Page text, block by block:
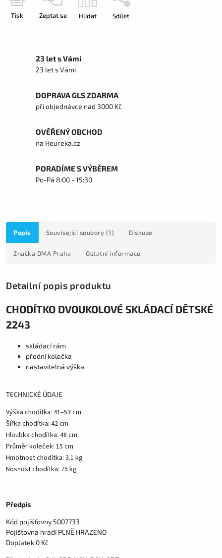
Tisk Zeptat se Hlídat Sdílet
23 let s Vámi
23 let s Vámi
DOPRAVA GLS ZDARMA
při objednávce nad 3000 Kč
OVĚŘENÝ OBCHOD
na Heureka.cz
PORADÍME S VÝBĚREM
Po-Pá 8:00 - 15:30
Popis Související soubory (1) Diskuze
Značka DMA Praha Ostatní informace
Detailní popis produktu
CHODÍTKO DVOUKOLOVÉ SKLÁDACÍ DĚTSKÉ
2243
skládací rám
přední kolečka
nastavitelná výška
TECHNICKÉ ÚDAJE
Výška chodítka: 41–53 cm
Šířka chodítka: 42 cm
Hloubka chodítka: 48 cm
Průměr koleček: 15 cm
Hmotnost chodítka: 3.1 kg
Nosnost chodítka: 75 kg
Předpis
Kód pojišťovny 5007733
Pojišťovna hradí PLNĚ HRAZENO
Doplatek 0 Kč